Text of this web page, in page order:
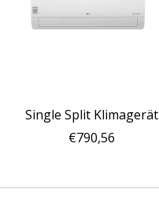
Single Split Klimagerät
€790,56